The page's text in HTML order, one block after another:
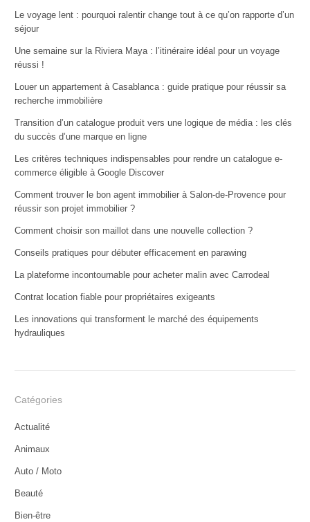
Le voyage lent : pourquoi ralentir change tout à ce qu’on rapporte d’un
séjour
Une semaine sur la Riviera Maya : l’itinéraire idéal pour un voyage
réussi !
Louer un appartement à Casablanca : guide pratique pour réussir sa
recherche immobilière
Transition d’un catalogue produit vers une logique de média : les clés
du succès d’une marque en ligne
Les critères techniques indispensables pour rendre un catalogue e-
commerce éligible à Google Discover
Comment trouver le bon agent immobilier à Salon-de-Provence pour
réussir son projet immobilier ?
Comment choisir son maillot dans une nouvelle collection ?
Conseils pratiques pour débuter efficacement en parawing
La plateforme incontournable pour acheter malin avec Carrodeal
Contrat location fiable pour propriétaires exigeants
Les innovations qui transforment le marché des équipements
hydrauliques
Catégories
Actualité
Animaux
Auto / Moto
Beauté
Bien-être